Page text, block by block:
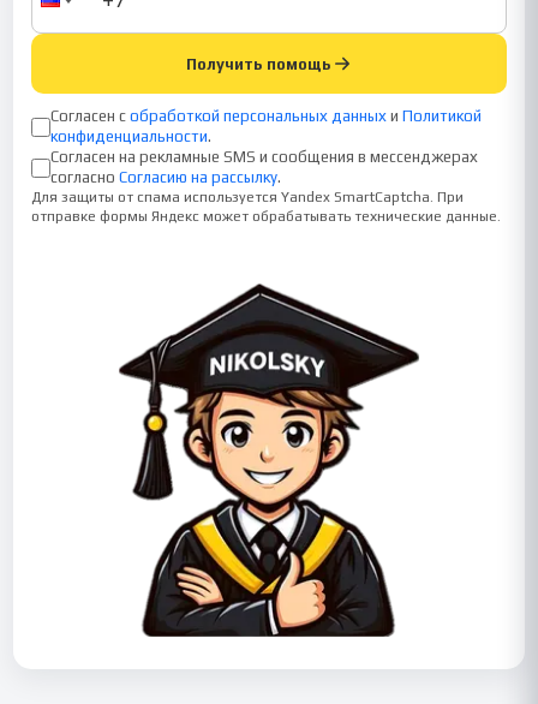
Получить помощь
Согласен с обработкой персональных данных и Политикой
конфиденциальности.
Согласен на рекламные SMS и сообщения в мессенджерах
согласно Согласию на рассылку.
Для защиты от спама используется Yandex SmartCaptcha. При
отправке формы Яндекс может обрабатывать технические данные.